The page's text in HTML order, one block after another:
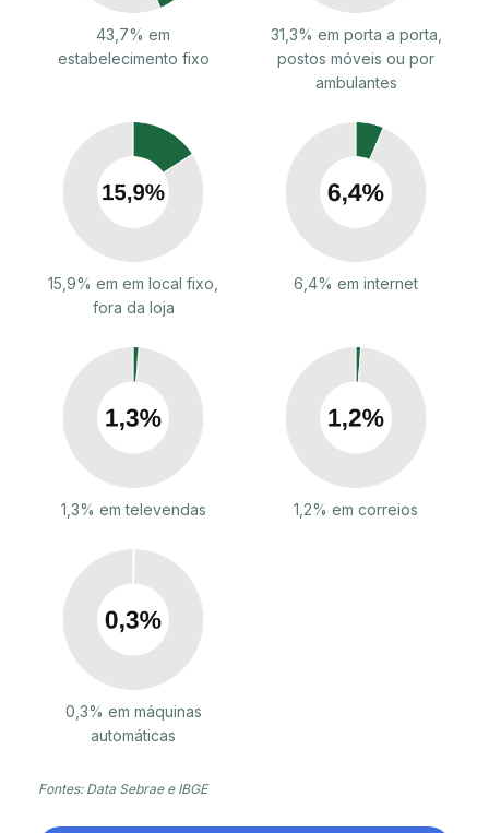
43,7% em
estabelecimento fixo
31,3% em porta a porta,
postos móveis ou por
ambulantes
15,9% em em local fixo,
fora da loja
6,4% em internet
1,3% em televendas 1,2% em correios
0,3% em máquinas
automáticas
Fontes: Data Sebrae e IBGE